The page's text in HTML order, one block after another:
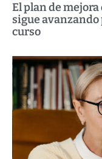
El plan de
sigue
curso